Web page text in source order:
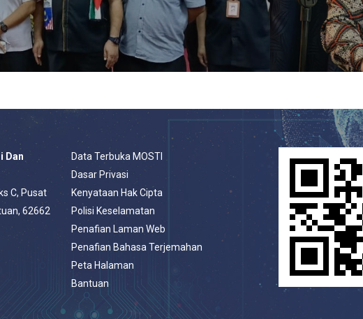
Dan
C, Pusat
62662
Data Terbuka MOSTI
Dasar Privasi
Kenyataan Hak Cipta
Polisi Keselamatan
Penafian Laman Web
Penafian Bahasa Terjemahan
Peta Halaman
Bantuan